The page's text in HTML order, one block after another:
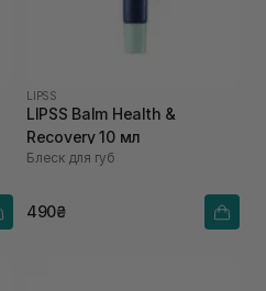
LIPSS
LIPSS Balm Health &
Recovery 10 мл
Блеск для губ
490₴